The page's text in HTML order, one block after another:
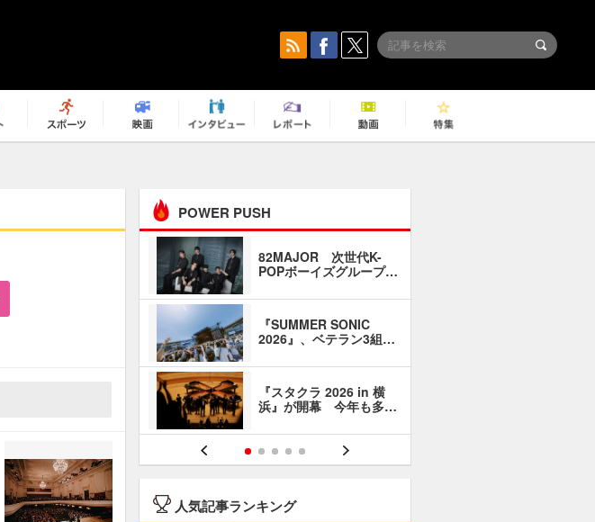
POWER PUSH
82MAJOR 次世代K-
POPボーイズグループ…
『SUMMER SONIC
2026』、ベテラン3組…
『スタクラ 2026 in 横
浜』が開幕 今年も多…
人気記事ランキング